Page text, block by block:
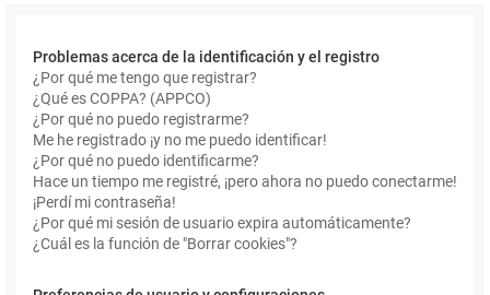
Problemas acerca de la identificación y el registro
¿Por qué me tengo que registrar?
¿Qué es COPPA? (APPCO)
¿Por qué no puedo registrarme?
Me he registrado ¡y no me puedo identificar!
¿Por qué no puedo identificarme?
Hace un tiempo me registré, ¡pero ahora no puedo conectarme!
¡Perdí mi contraseña!
¿Por qué mi sesión de usuario expira automáticamente?
¿Cuál es la función de "Borrar cookies"?